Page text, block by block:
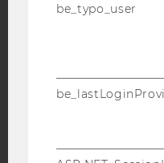
YouTube
be_typo_user